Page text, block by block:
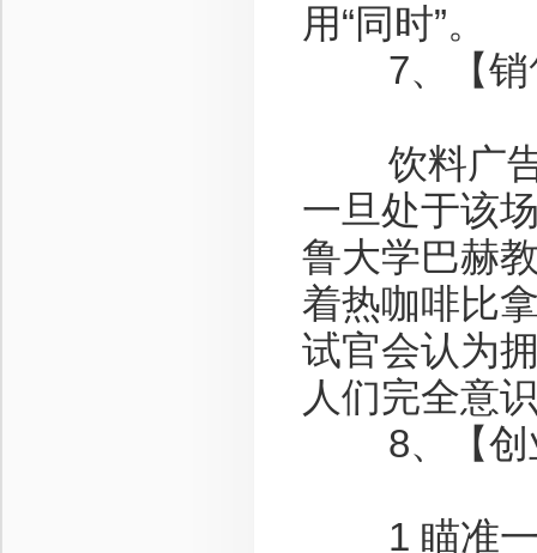
用“同时”。
7、【销售
饮料广告
一旦处于该
鲁大学巴赫
着热咖啡比
试官会认为
人们完全意
8、【创业
1 瞄准一